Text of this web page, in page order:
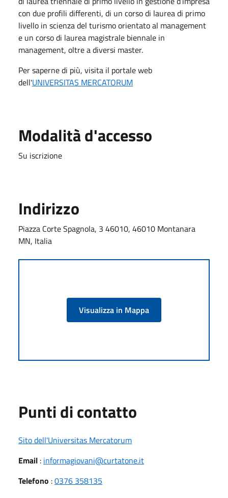
con due profili differenti, di un corso di laurea di primo
livello in scienza del turismo orientato al management
e un corso di laurea magistrale biennale in
management, oltre a diversi master.
Per saperne di più, visita il portale web
dell'UNIVERSITAS MERCATORUM
Modalità d'accesso
Su iscrizione
Indirizzo
Piazza Corte Spagnola, 3 46010, 46010 Montanara
MN, Italia
Visualizza in Mappa
Punti di contatto
Sito dell'Universitas Mercatorum
Email : informagiovani@curtatone.it
Telefono :0376 358135